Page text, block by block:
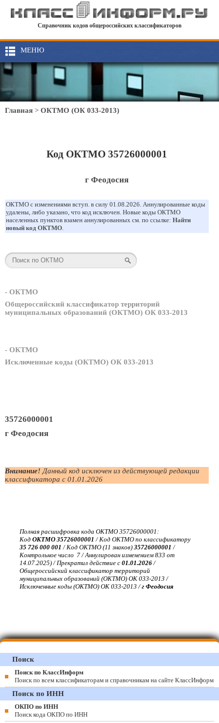
Справочник кодов общероссийских классификаторов
МЕНЮ
Главная > ОКТМО (ОК 033-2013)
Код ОКТМО 35726000001
г Феодосия
ОКТМО с изменениями вступ. в силу 01.08.2026. Аннулированные коды
удалены, либо указано, что код исключен. Новые коды ОКТМО
населенных пунктов взамен аннулированных см. по ссылке: Найти
новый код ОКТМО.
- ОКТМО
Общероссийский классификатор территорий
муниципальных образований (ОКТМО) ОК 033-2013
- ОКТМО
Исключенные коды (ОКТМО) ОК 033-2013
35726000001
г Феодосия
Внимание! Данный код исключен из действующей редакции
классификатора с 01.01.2026
Полная расшифровка кода ОКТМО 35726000001:
Код ОКТМО 35726000001 / Код ОКТМО по классификатору
35 726 000 001 / Код ОКТМО (11 знаков) 35726000001 /
Контрольное число 7 / Аннулирован изменением 833 от
14.07.2025) / Прекратил действие с 01.01.2026 /
Общероссийский классификатор территорий
муниципальных образований (ОКТМО) ОК 033-2013 /
Исключенные коды (ОКТМО) ОК 033-2013 /г Феодосия
Поиск
Поиск по КлассИнформ
Поиск по всем классификаторам и справочникам на сайте КлассИнформ
Поиск по ИНН
ОКПО по ИНН
Поиск кода ОКПО по ИНН